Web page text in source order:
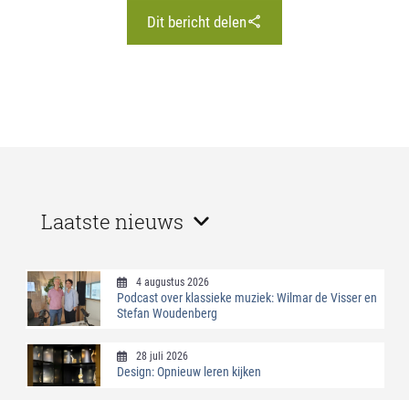
Dit bericht delen
Laatste nieuws
4 augustus 2026
Podcast over klassieke muziek: Wilmar de Visser en
Stefan Woudenberg
28 juli 2026
Design: Opnieuw leren kijken